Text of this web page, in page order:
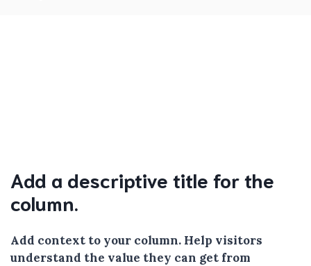
Add a descriptive title for the
column.
Add context to your column. Help visitors
understand the value they can get from